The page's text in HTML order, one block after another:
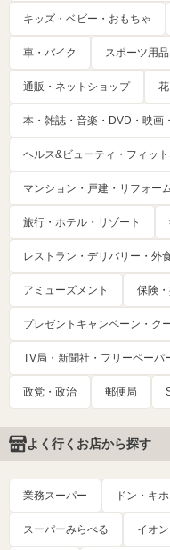
キッズ・ベビー・おもちゃ
車・バイク スポーツ用
通販・ネットショップ
本・雑誌・音楽・DVD・映画
ヘルス&ビューティ・フィッ
マンション・戸建・リフォー
旅行・ホテル・リゾート
レストラン・デリバリー・外
アミューズメント 保険
プレゼントキャンペーン・ク
TV局・新聞社・フリーペーパ
政党・政治 郵便局
よく行くお店から探す
業務スーパー ドン・キ
スーパーみらべる イオン